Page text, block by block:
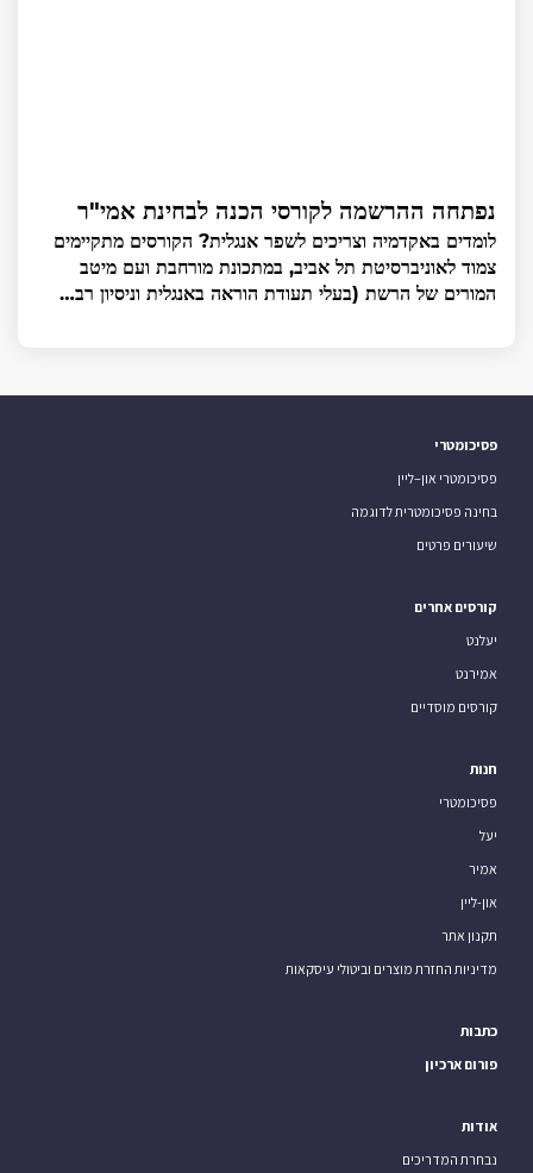
נפתחה ההרשמה לקורסי הכנה לבחינת אמי"ר
לומדים באקדמיה וצריכים לשפר אנגלית? הקורסים מתקיימים
צמוד לאוניברסיטת תל אביב, במתכונת מורחבת ועם מיטב
המורים של הרשת (בעלי תעודת הוראה באנגלית וניסיון רב…
פסיכומטרי
פסיכומטרי און–ליין
בחינה פסיכומטרית לדוגמה
שיעורים פרטים
קורסים אחרים
יעלנט
אמירנט
קורסים מוסדיים
חנות
פסיכומטרי
יעל
אמיר
און-ליין
תקנון אתר
מדיניות החזרת מוצרים וביטולי עיסקאות
כתבות
פורום ארכיון
אודות
נבחרת המדריכים